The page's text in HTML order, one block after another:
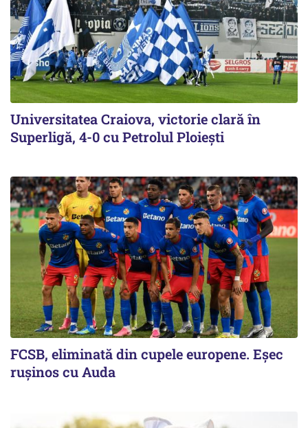
Universitatea Craiova, victorie clară în
Superligă, 4-0 cu Petrolul Ploieşti
FCSB, eliminată din cupele europene. Eşec
ruşinos cu Auda